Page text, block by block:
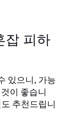
잡 피하
있으니, 가능
이 좋습니
추천드립니